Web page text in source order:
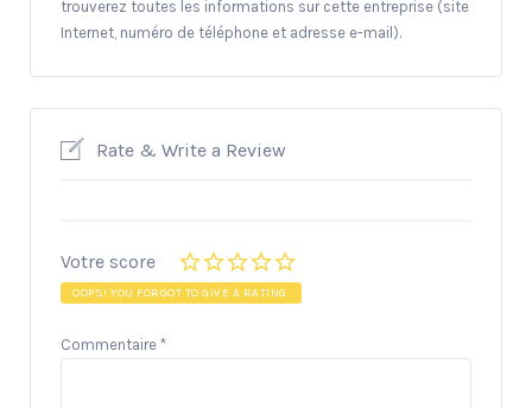
trouverez toutes les informations sur cette entreprise (site
Internet, numéro de téléphone et adresse e-mail).
Rate & Write a Review
Votre score
OOPS! YOU FORGOT TO GIVE A RATING.
Commentaire *